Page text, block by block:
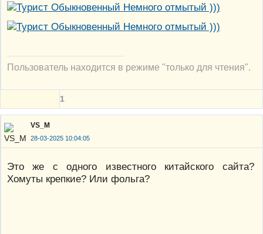
Пользователь находится в режиме "только для чтения".
1
VS_M
28-03-2025 10:04:05
Это же с одного известного китайского сайта?
Хомуты крепкие? Или фольга?